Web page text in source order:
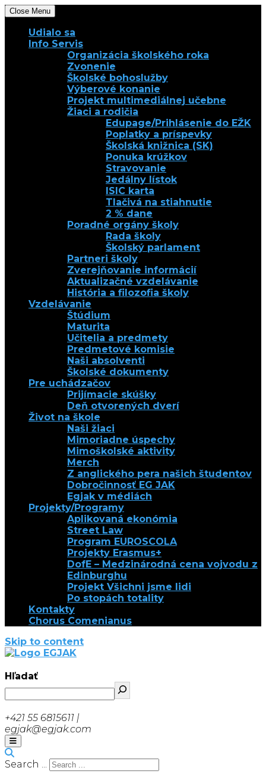
Close Menu
Udialo sa
Info Servis
Organizácia školského roka
Zvonenie
Školské bohoslužby
Výberové konanie
Projekt multimediálnej učebne
Žiaci a rodičia
Edupage/Prihlásenie do EŽK
Poplatky a príspevky
Školská knižnica (SK)
Ponuka krúžkov
Stravovanie
Jedálny lístok
ISIC karta
Tlačivá na stiahnutie
2 % dane
Poradné orgány školy
Rada školy
Školský parlament
Partneri školy
Zverejňovanie informácií
Aktualizačné vzdelávanie
História a filozofia školy
Vzdelávanie
Štúdium
Maturita
Učitelia a predmety
Predmetové komisie
Naši absolventi
Školské dokumenty
Pre uchádzačov
Prijímacie skúšky
Deň otvorených dverí
Život na škole
Naši žiaci
Mimoriadne úspechy
Mimoškolské aktivity
Merch
Z anglického pera našich študentov
Dobročinnosť EG JAK
Egjak v médiách
Projekty/Programy
Aplikovaná ekonómia
Street Law
Program EUROSCOLA
Projekty Erasmus+
DofE – Medzinárodná cena vojvodu z
Edinburghu
Projekt Všichni jsme lidi
Po stopách totality
Kontakty
Chorus Comenianus
Skip to content
EGJAK
Hľadať
+421 55 6815611 |
egjak@egjak.com
Search ...